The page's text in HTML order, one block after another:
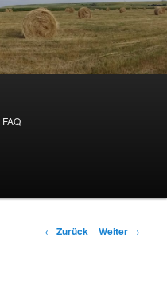
FAQ
Beitrags-
← Zurück Weiter →